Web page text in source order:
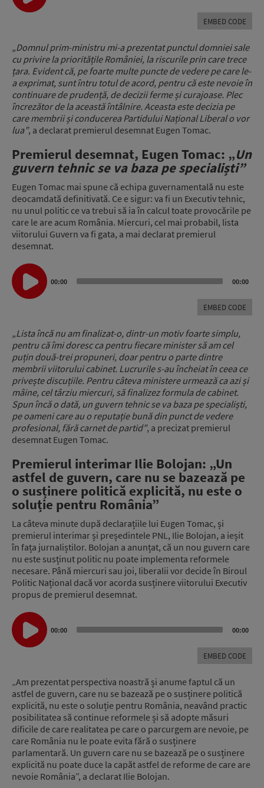
EMBED CODE
„Domnul prim-ministru mi-a prezentat punctul domniei sale
cu privire la prioritățile României, la riscurile prin care trece
țara. Evident că, pe foarte multe puncte de vedere pe care le-
a exprimat, sunt întru totul de acord, pentru că este nevoie în
continuare de prudență, de decizii ferme și curajoase. Plec
încrezător de la această întâlnire. Aceasta este decizia pe
care membrii și conducerea Partidului Național Liberal o vor
lua”, a declarat premierul desemnat Eugen Tomac.
Premierul desemnat, Eugen Tomac: „Un
guvern tehnic se va baza pe specialiști”
Eugen Tomac mai spune că echipa guvernamentală nu este
deocamdată definitivată. Ce e sigur: va fi un Executiv tehnic,
nu unul politic ce va trebui să ia în calcul toate provocările pe
care le are acum România. Miercuri, cel mai probabil, lista
viitorului Guvern va fi gata, a mai declarat premierul
desemnat.
Audio
Player
00:00 00:00
EMBED CODE
„Lista încă nu am finalizat-o, dintr-un motiv foarte simplu,
pentru că îmi doresc ca pentru fiecare minister să am cel
puțin două-trei propuneri, doar pentru o parte dintre
membrii viitorului cabinet. Lucrurile s-au încheiat în ceea ce
privește discuțiile. Pentru câteva ministere urmează ca azi și
mâine, cel târziu miercuri, să finalizez formula de cabinet.
Spun încă o dată, un guvern tehnic se va baza pe specialiști,
pe oameni care au o reputație bună din punct de vedere
profesional, fără carnet de partid”, a precizat premierul
desemnat Eugen Tomac.
Premierul interimar Ilie Bolojan: „Un
astfel de guvern, care nu se bazează pe
o susținere politică explicită, nu este o
soluție pentru România”
La câteva minute după declarațiile lui Eugen Tomac, și
premierul interimar și președintele PNL, Ilie Bolojan, a ieșit
în fața jurnaliștilor. Bolojan a anunțat, că un nou guvern care
nu este susținut politic nu poate implementa reformele
necesare. Până miercuri sau joi, liberalii vor decide în Biroul
Politic Național dacă vor acorda susținere viitorului Executiv
propus de premierul desemnat.
Audio
Player
00:00 00:00
EMBED CODE
„Am prezentat perspectiva noastră și anume faptul că un
astfel de guvern, care nu se bazează pe o susținere politică
explicită, nu este o soluție pentru România, neavând practic
posibilitatea să continue reformele și să adopte măsuri
dificile de care realitatea pe care o parcurgem are nevoie, pe
care România nu le poate evita fără o susținere
parlamentară. Un guvern care nu se bazează pe o susținere
explicită nu poate duce la capăt astfel de reforme de care are
nevoie România”, a declarat Ilie Bolojan.